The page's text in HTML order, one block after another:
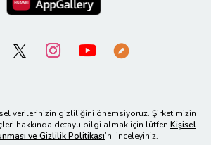
verilerinizin gizliliğini önemsiyoruz. Şirketimizin
hakkında detaylı bilgi almak için lütfen Kişisel
ve Gizlilik Politikası’nı inceleyiniz.